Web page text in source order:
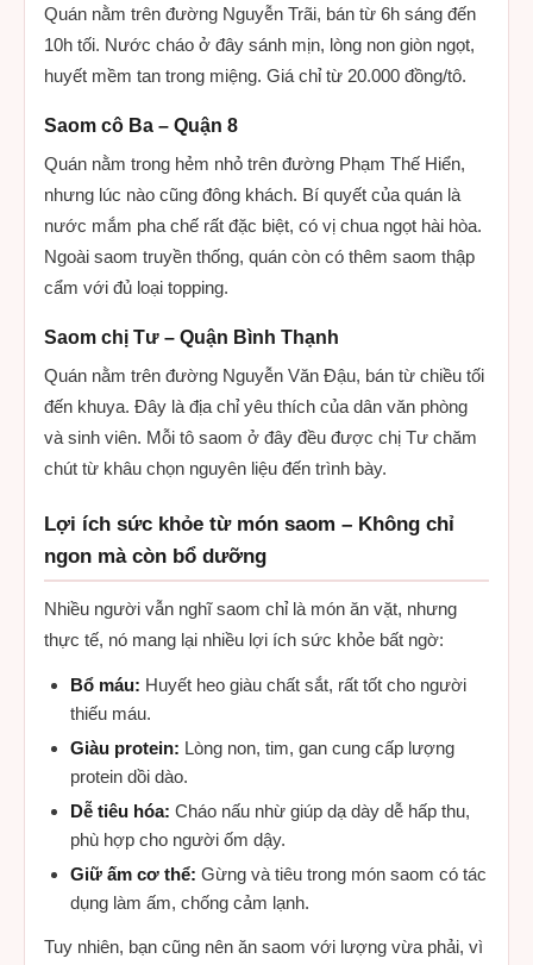
Quán nằm trên đường Nguyễn Trãi, bán từ 6h sáng đến
10h tối. Nước cháo ở đây sánh mịn, lòng non giòn ngọt,
huyết mềm tan trong miệng. Giá chỉ từ 20.000 đồng/tô.
Saom cô Ba – Quận 8
Quán nằm trong hẻm nhỏ trên đường Phạm Thế Hiển,
nhưng lúc nào cũng đông khách. Bí quyết của quán là
nước mắm pha chế rất đặc biệt, có vị chua ngọt hài hòa.
Ngoài saom truyền thống, quán còn có thêm saom thập
cẩm với đủ loại topping.
Saom chị Tư – Quận Bình Thạnh
Quán nằm trên đường Nguyễn Văn Đậu, bán từ chiều tối
đến khuya. Đây là địa chỉ yêu thích của dân văn phòng
và sinh viên. Mỗi tô saom ở đây đều được chị Tư chăm
chút từ khâu chọn nguyên liệu đến trình bày.
Lợi ích sức khỏe từ món saom – Không chỉ
ngon mà còn bổ dưỡng
Nhiều người vẫn nghĩ saom chỉ là món ăn vặt, nhưng
thực tế, nó mang lại nhiều lợi ích sức khỏe bất ngờ:
Bổ máu: Huyết heo giàu chất sắt, rất tốt cho người
thiếu máu.
Giàu protein: Lòng non, tim, gan cung cấp lượng
protein dồi dào.
Dễ tiêu hóa: Cháo nấu nhừ giúp dạ dày dễ hấp thu,
phù hợp cho người ốm dậy.
Giữ ấm cơ thể: Gừng và tiêu trong món saom có tác
dụng làm ấm, chống cảm lạnh.
Tuy nhiên, bạn cũng nên ăn saom với lượng vừa phải, vì